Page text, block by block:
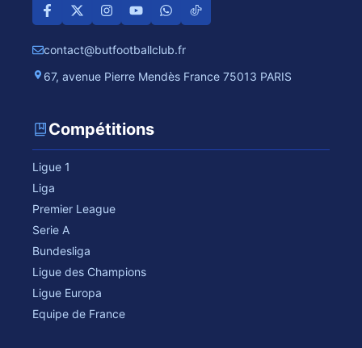
contact@butfootballclub.fr
67, avenue Pierre Mendès France 75013 PARIS
Compétitions
Ligue 1
Liga
Premier League
Serie A
Bundesliga
Ligue des Champions
Ligue Europa
Equipe de France